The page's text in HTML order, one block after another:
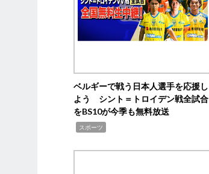
ベルギーで戦う日本人選手を応援し
よう シント＝トロイデン戦全試合
をBS10が今季も無料放送
スポーツ